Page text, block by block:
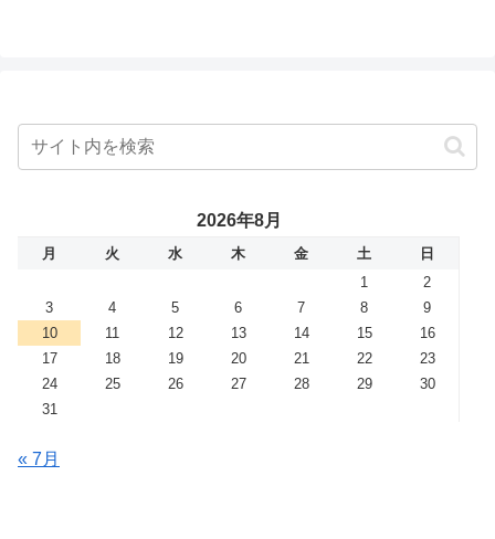
2026年8月
月 火 水 木 金 土
日
1
2
3
4 5 6 7 8
9
10
11 12 13 14 15
16
17
18 19 20 21 22
23
24
25 26 27 28 29
30
31
« 7月